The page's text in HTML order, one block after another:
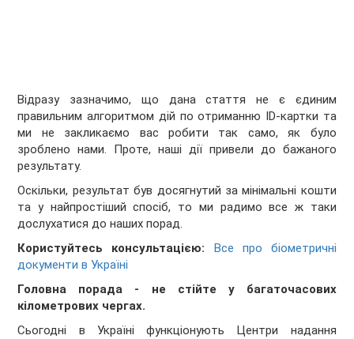
Відразу зазначимо, що дана стаття не є єдиним
правильним алгоритмом дій по отриманню ID-картки та
ми не закликаємо вас робити так само, як було
зроблено нами. Проте, наші дії привели до бажаного
результату.
Оскільки, результат був досягнутий за мінімальні кошти
та у найпростіший спосіб, то ми радимо все ж таки
дослухатися до наших порад.
Користуйтесь консультацією:
Все про біометричні
документи в Україні
Головна порада - не стійте у багаточасових
кілометрових чергах.
Сьогодні в Україні функціонують Центри надання